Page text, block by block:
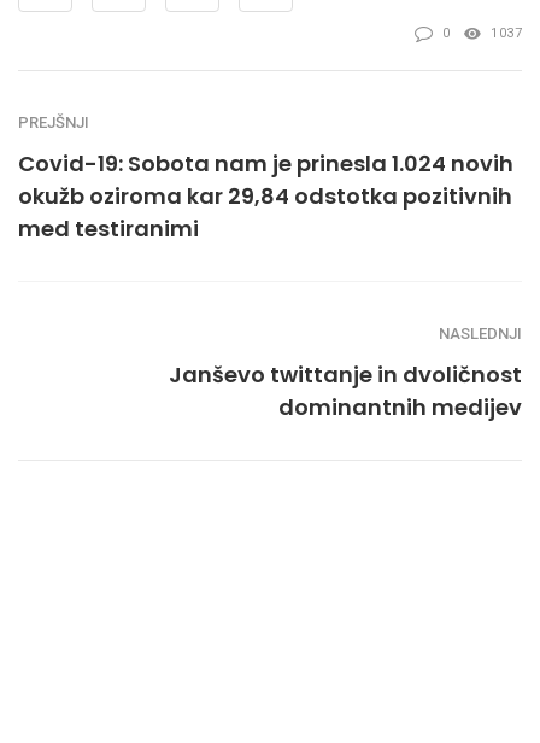
0 1037
PREJŠNJI
Covid-19: Sobota nam je prinesla 1.024 novih
okužb oziroma kar 29,84 odstotka pozitivnih
med testiranimi
NASLEDNJI
Janševo twittanje in dvoličnost
dominantnih medijev